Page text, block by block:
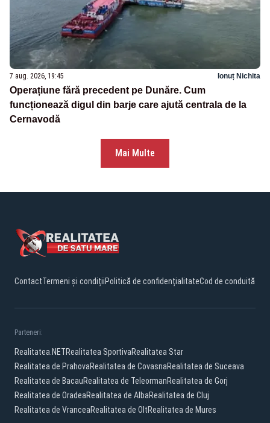
7 aug. 2026, 19:45 Ionuț Nichita
Operațiune fără precedent pe Dunăre. Cum
funcționează digul din barje care ajută centrala de la
Cernavodă
Mai Multe
ContactTermeni și condițiiPolitică de confidențialitateCod de conduită
Parteneri:
Realitatea.NETRealitatea SportivaRealitatea Star
Realitatea de PrahovaRealitatea de CovasnaRealitatea de Suceava
Realitatea de BacauRealitatea de TeleormanRealitatea de Gorj
Realitatea de OradeaRealitatea de AlbaRealitatea de Cluj
Realitatea de VranceaRealitatea de OltRealitatea de Mures